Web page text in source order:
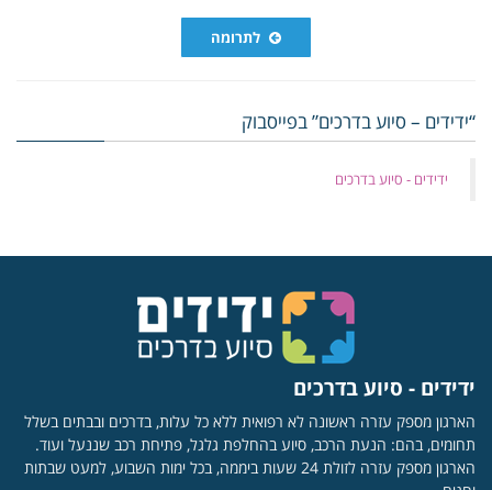
לתרומה
“ידידים – סיוע בדרכים” בפייסבוק
‏ידידים - סיוע בדרכים
ידידים - סיוע בדרכים
הארגון מספק עזרה ראשונה לא רפואית ללא כל עלות, בדרכים ובבתים בשלל
תחומים, בהם: הנעת הרכב, סיוע בהחלפת גלגל, פתיחת רכב שננעל ועוד.
הארגון מספק עזרה לזולת 24 שעות ביממה, בכל ימות השבוע, למעט שבתות